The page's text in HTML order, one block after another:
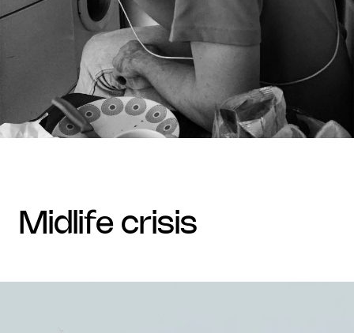
midlife crisis